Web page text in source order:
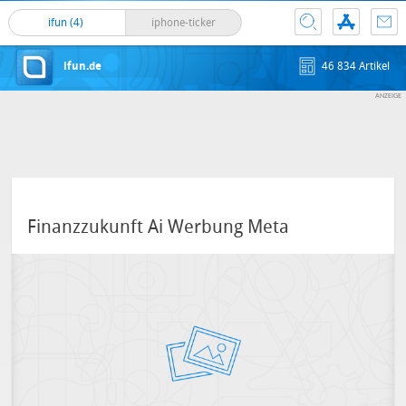
ifun (4) iphone-ticker
ifun.de 46 834 Artikel
Finanzzukunft Ai Werbung Meta